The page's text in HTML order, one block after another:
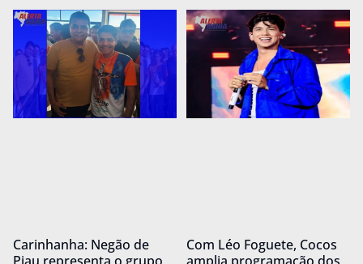
Carinhanha: Negão de
Com Léo Foguete, Cocos